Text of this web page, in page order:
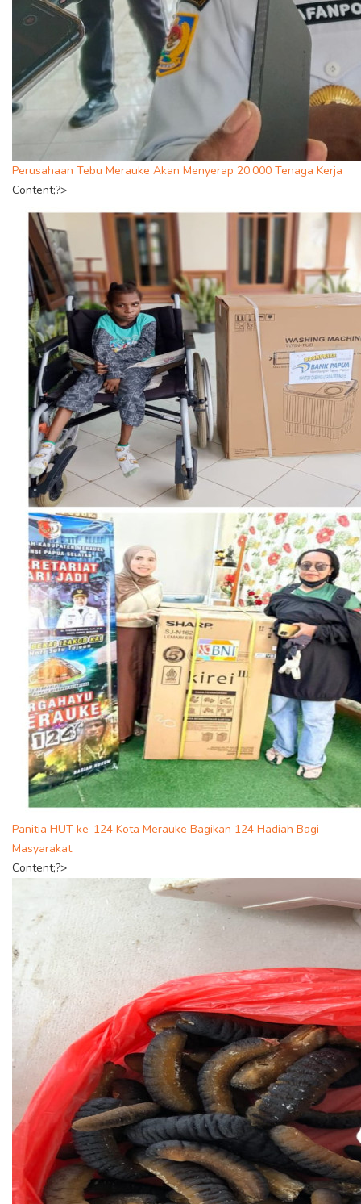
Perusahaan Tebu Merauke Akan Menyerap 20.000 Tenaga Kerja
Content;?>
Panitia HUT ke-124 Kota Merauke Bagikan 124 Hadiah Bagi
Masyarakat
Content;?>